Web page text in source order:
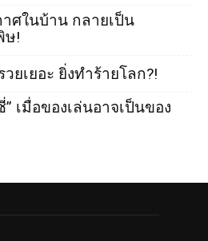
ศในบ้าน กลายเป็น
ษ!
ยเยอะ ยิ่งทำร้ายโลก?!
” เมื่อของเล่นอาจเป็นของ